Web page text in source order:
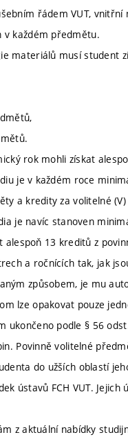
řádem VUT,
v každém předmětu.
materiálů musí student
rok mohli získat
je v každém roce
a kredity za volitelné
je navíc stanoven
13 kreditů z
a ročnících tak, jak
způsobem, je mu
lze opakovat pouze
podle § 56
Povinně volitelné
do užších oblastí
ústavů FCH VUT.
z aktuální nabídky